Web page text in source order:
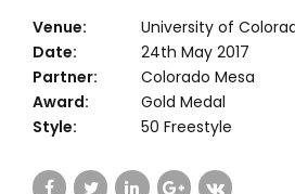
Venue:
University of
Date:
24th May 2017
Partner:
Colorado Mesa
Award:
Gold Medal
Style:
50 Freestyle